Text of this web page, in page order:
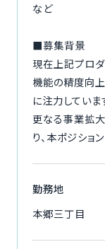
など
■募集背景
現在上記プロ
機能の精度向
に注力していま
更なる事業拡
り、本ポジショ
勤務地
本郷三丁目